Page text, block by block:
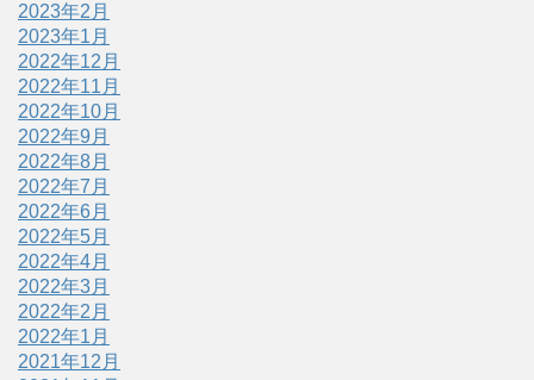
2023年2月
2023年1月
2022年12月
2022年11月
2022年10月
2022年9月
2022年8月
2022年7月
2022年6月
2022年5月
2022年4月
2022年3月
2022年2月
2022年1月
2021年12月